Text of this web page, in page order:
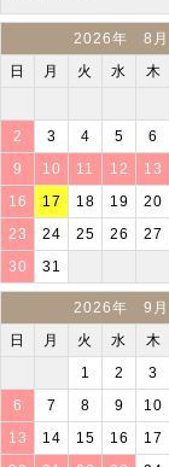
2026年 8月
日 月 火 水 木
2 3 4 5 6
9 10 11 12 13
16 17 18 19 20
23 24 25 26 27
30 31
2026年 9月
日 月 火 水 木
1 2 3
6 7 8 9 10
13 14 15 16 17